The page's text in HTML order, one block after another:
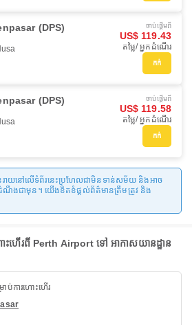
(DPS) ចាប់ផ្ដើមពី
US$ 119.43
តម្លៃ/ អ្នកដំណើរ
កក់
(DPS) ចាប់ផ្ដើមពី
US$ 119.58
តម្លៃ/ អ្នកដំណើរ
កក់
រាយនៅលើទំព័រនេះប្រហែលជាមិនទាន់សម័យ និងអាច
នដំណឹងជាមុន។ យើងខិតខំផ្តល់ព័ត៌មានត្រឹមត្រូវ និង
ហើរពី Perth Airport ទៅ អាកាសយានដ្ឋាន
ប់ការហោះហើរ